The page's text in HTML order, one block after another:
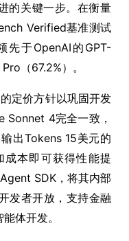
的关键一步。在衡量
Verified基准测试
先于OpenAI的GPT-
（67.2%）。
定价方针以巩固开发
Sonnet 4完全一致，
出Tokens 15美元的
本即可获得性能提
SDK，将其内部
发者开放，支持金融
体开发。